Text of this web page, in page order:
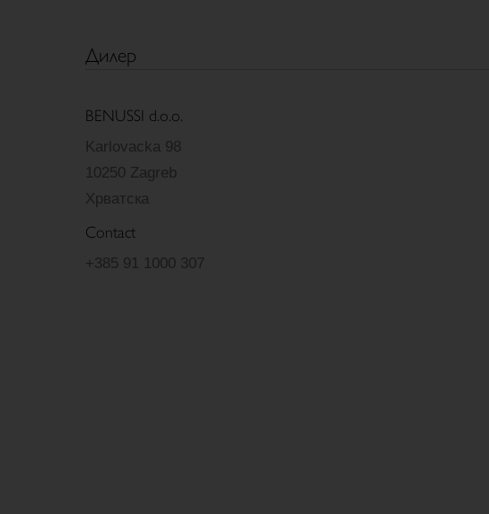
Дилер
BENUSSI d.o.o.
Karlovacka 98
10250 Zagreb
Хрватска
Contact
+385 91 1000 307